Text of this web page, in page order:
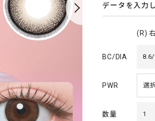
r
r
t
i
データを入力
(R)
BC/DIA 8.6/
PWR
数量 1